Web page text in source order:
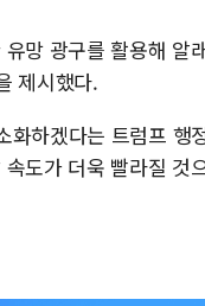
망 광구를 활용해 알
제시했다.
하겠다는 트럼프 행
도가 더욱 빨라질 것